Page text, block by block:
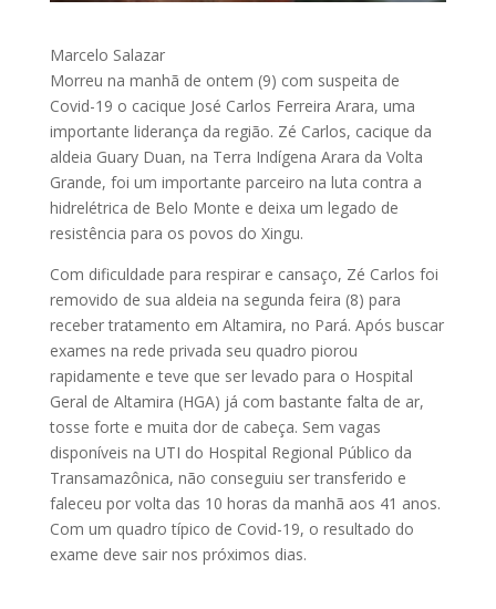
Marcelo Salazar
Morreu na manhã de ontem (9) com suspeita de
Covid-19 o cacique José Carlos Ferreira Arara, uma
importante liderança da região. Zé Carlos, cacique da
aldeia Guary Duan, na Terra Indígena Arara da Volta
Grande, foi um importante parceiro na luta contra a
hidrelétrica de Belo Monte e deixa um legado de
resistência para os povos do Xingu.
Com dificuldade para respirar e cansaço, Zé Carlos foi
removido de sua aldeia na segunda feira (8) para
receber tratamento em Altamira, no Pará. Após buscar
exames na rede privada seu quadro piorou
rapidamente e teve que ser levado para o Hospital
Geral de Altamira (HGA) já com bastante falta de ar,
tosse forte e muita dor de cabeça. Sem vagas
disponíveis na UTI do Hospital Regional Público da
Transamazônica, não conseguiu ser transferido e
faleceu por volta das 10 horas da manhã aos 41 anos.
Com um quadro típico de Covid-19, o resultado do
exame deve sair nos próximos dias.